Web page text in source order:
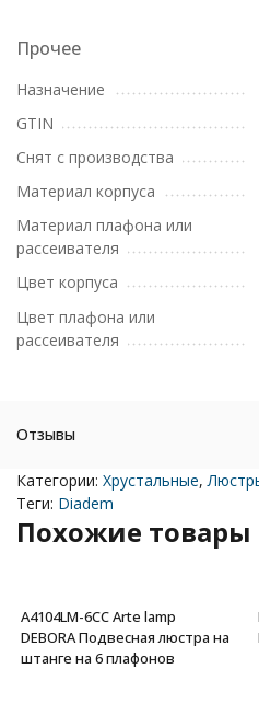
Прочее
Назначение
GTIN
Снят с производства
Материал корпуса
Материал плафона или
рассеивателя
Цвет корпуса
Цвет плафона или
рассеивателя
Отзывы
Категории: Хрустальные,
Теги: Diadem
Похожие товары
A4104LM-6CC Arte lamp
DEBORA Подвесная люстра на
штанге на 6 плафонов